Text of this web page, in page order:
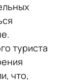
туриста
что,